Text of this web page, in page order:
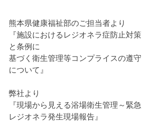
熊本県健康福祉部のご担当者より
『施設におけるレジオネラ症防止対策
と条例に
基づく衛生管理等コンプライスの遵守
について』
弊社より
『現場から見える浴場衛生管理～緊急
レジオネラ発生現場報告』